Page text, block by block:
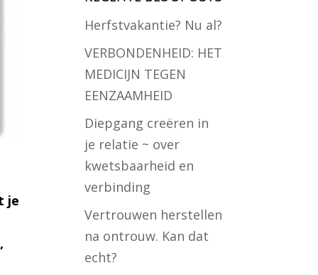
je
Herfstvakantie? Nu al?
VERBONDENHEID: HET
MEDICIJN TEGEN
EENZAAMHEID
Diepgang creëren in
je relatie ~ over
kwetsbaarheid en
verbinding
Vertrouwen herstellen
na ontrouw. Kan dat
echt?